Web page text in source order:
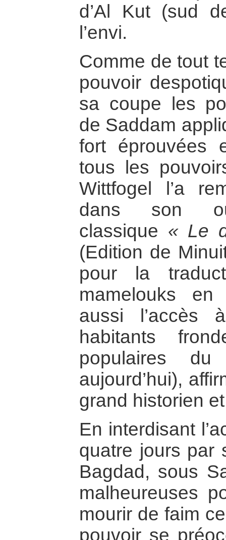
d’Al Kut (sud
l’envi.
Comme de tout
pouvoir
sa coupe les
de Saddam
fort éprouvées
tous les
Wittfogel l’a
dans son
classique « Le
(Edition de
pour la
mamelouks en
aussi l’accès
habitants
populaires
aujourd’hui),
grand historien
En interdisant
quatre jours par
Bagdad, sous
malheureuses
mourir de faim
pouvoir se